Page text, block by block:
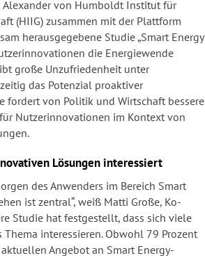
Alexander von Humboldt Institut für
(HIIG) zusammen mit der Plattform
herausgegebene Studie „Smart Energy
die Energiewende
große Unzufriedenheit unter
das Potenzial proaktiver
fordert von Politik und Wirtschaft bessere
Nutzerinnovationen im Kontext von
Lösungen interessiert
des Anwenders im Bereich Smart
ist zentral“, weiß Matti Große, Ko-
Studie hat festgestellt, dass sich viele
Thema interessieren. Obwohl 79 Prozent
Angebot an Smart Energy-